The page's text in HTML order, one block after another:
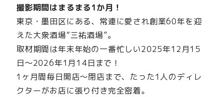
撮影期間はまるまる1か月！
東京・墨田区にある、常連に愛され創業60年を迎
えた大衆酒場“三祐酒場”。
取材期間は年末年始の一番忙しい2025年12月15
日～2026年1月14日まで！
1ヶ月間毎日開店〜閉店まで、たった1人のディレ
クターがお店に張り付き完全密着。